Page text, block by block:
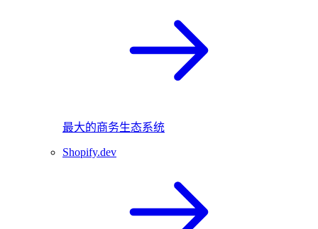
最大的商务生态系统
Shopify.dev